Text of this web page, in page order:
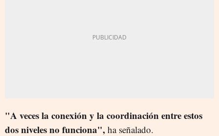
"A veces la conexión y la coordinación entre estos
dos niveles no funciona", ha señalado.